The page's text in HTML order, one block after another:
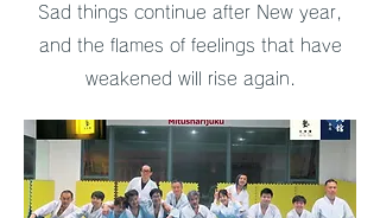
Sad things continue after New year,
and the flames of feelings that have
weakened will rise again.